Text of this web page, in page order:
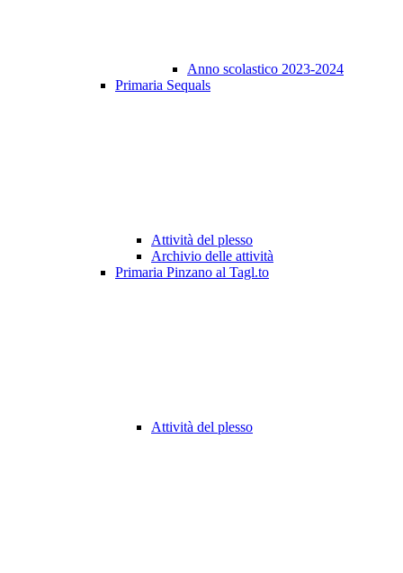
Anno scolastico 2023-2024
Primaria Sequals
Attività del plesso
Archivio delle attività
Primaria Pinzano al Tagl.to
Attività del plesso